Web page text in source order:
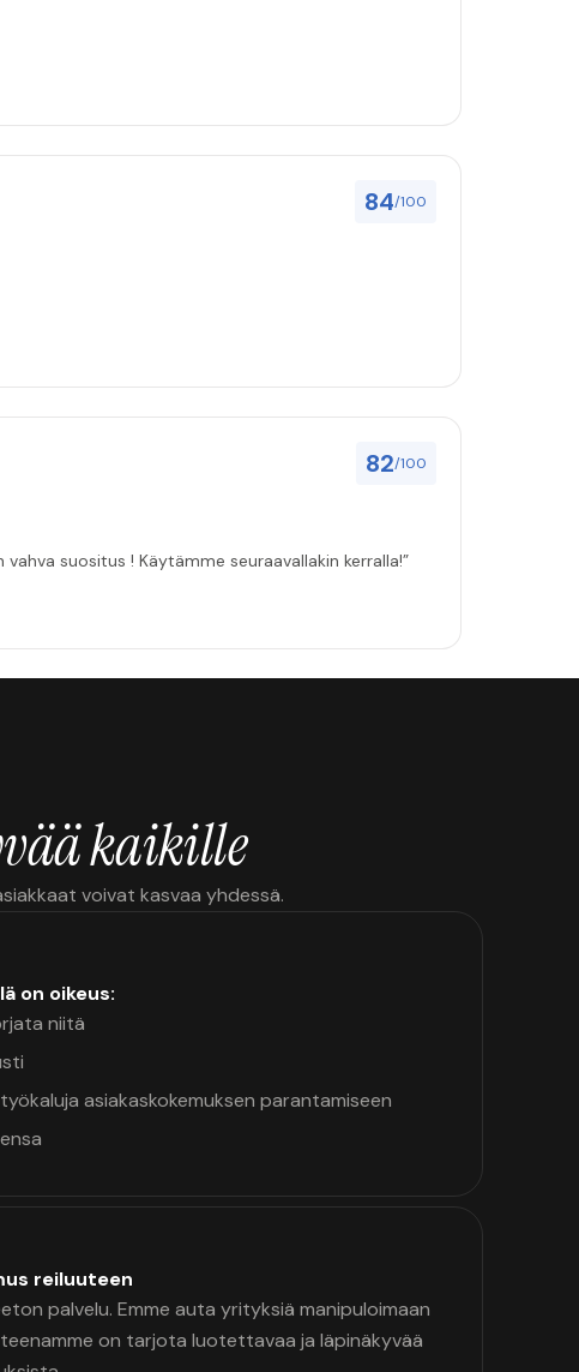
84/100
82/100
aikataulut asenuksille pitivät, joten vahva suositus ! Käytämme seuraavallakin kerralla!”
kaikille
voivat kasvaa yhdessä.
on oikeus:
niitä
asiakaskokemuksen parantamiseen
reiluuteen
palvelu. Emme auta yrityksiä manipuloimaan
on tarjota luotettavaa ja läpinäkyvää